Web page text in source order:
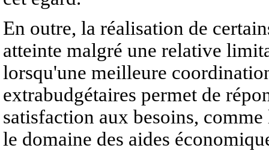
En outre, la réalisation de
atteinte malgré une relative
lorsqu'une meilleure
extrabudgétaires permet de
satisfaction aux besoins,
le domaine des aides